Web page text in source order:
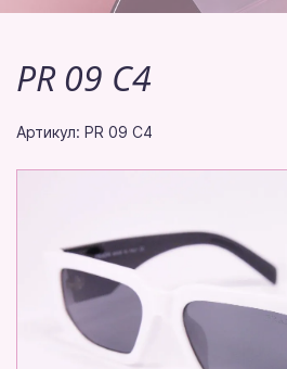
PR 09 C4
Артикул: PR 09 C4